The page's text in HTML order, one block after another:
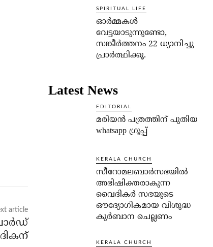
article
SPIRITUAL LIFE
ഓര്‍മ്മകള്‍
വേട്ടയാടുന്നുണ്ടോ,
സങ്കീര്‍ത്തനം 22 ധ്യാനിച്ചു
പ്രാര്‍ത്ഥിക്കൂ.
Latest News
EDITORIAL
മരിയൻ പത്രത്തിന് പുതിയ
whatsapp ഗ്രൂപ്പ്
KERALA CHURCH
സീറോമലബാർസഭയിൽ
അഭിഷിക്തരാകുന്ന
വൈദികർ സഭയുടെ
ഔദ്യോഗികമായ വിശുദ്ധ
കുർബാന ചെല്ലണം
KERALA CHURCH